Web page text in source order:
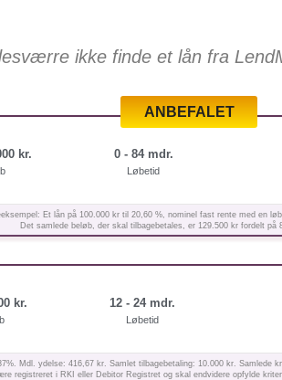
ikke finde et lån fra
kr. 0 - 84 mdr.
Løbetid
Et lån på 100.000 kr til 20,60 %, nominel fast rente med en
Det samlede beløb, der skal tilbagebetales, er 129.500 kr fordelt på
kr. 12 - 24 mdr.
Løbetid
Mdl. ydelse: 416,67 kr. Samlet tilbagebetaling: 10.000 kr.
registreret i RKI eller Debitor Registret og skal endvidere opfylde